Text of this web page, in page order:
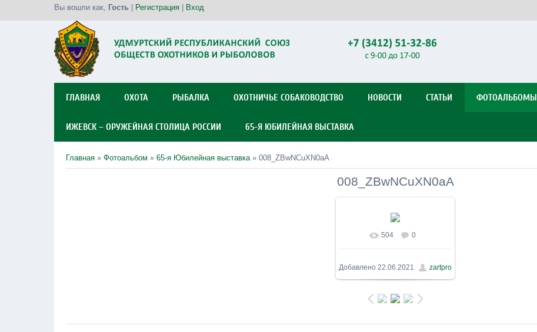
Вы вошли как, Гость Регистрация Вход
ГЛАВНАЯ ОХОТА РЫБАЛКА ОХОТНИЧЬЕ СОБАКОВОДСТВО НОВОСТИ СТАТЬИ ФОТОАЛЬБОМЫ
ИЖЕВСК – ОРУЖЕЙНАЯ СТОЛИЦА РОССИИ 65-Я ЮБИЛЕЙНАЯ ВЫСТАВКА
Главная » Фотоальбом » 65-я Юбилейная выставка» 008_ZBwNCuXN0aA
008_ZBwNCuXN0aA
В реальном размере
1600x900 / 209.7Kb
504 0
Добавлено 22.06.2021 zartpro